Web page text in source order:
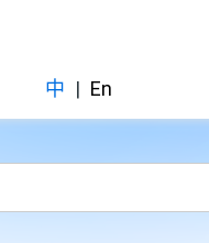
中 | En